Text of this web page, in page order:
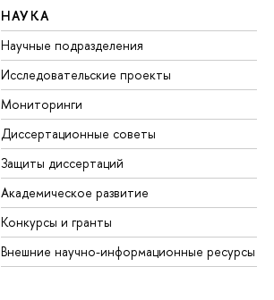
НАУКА
Научные подразделения
Исследовательские проекты
Мониторинги
Диссертационные советы
Защиты диссертаций
Академическое развитие
Конкурсы и гранты
Внешние научно-информационные ресурсы